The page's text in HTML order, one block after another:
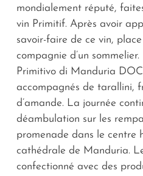
mondialement réputé,
vin Primitif. Après avoir
savoir-faire de ce vin,
compagnie d’un
Primitivo di Manduria
accompagnés de tarallini,
d’amande. La journée
déambulation sur les
promenade dans le centre
cathédrale de Manduria.
confectionné avec des